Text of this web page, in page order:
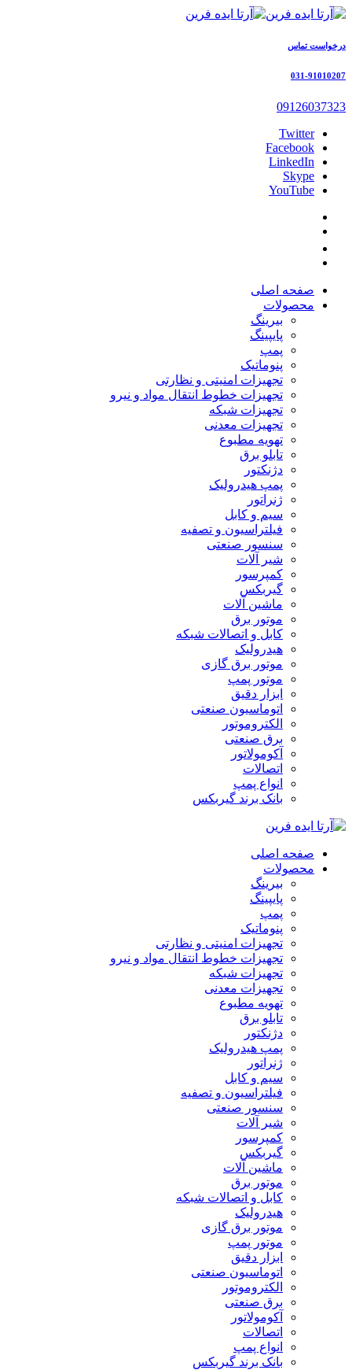
درخواست تماس
031-91010207
09126037323
Twitter
Facebook
LinkedIn
Skype
YouTube
صفحه اصلی
محصولات
بیرینگ
پایپینگ
پمپ
پنوماتیک
تجهیزات امنیتی و نظارتی
تجهیزات خطوط انتقال مواد و نیرو
تجهیزات شبکه
تجهیزات معدنی
تهویه مطبوع
تابلو برق
دژنکتور
پمپ هیدرولیک
ژنراتور
سیم و کابل
فیلتراسیون و تصفیه
سنسور صنعتی
شیر آلات
کمپرسور
گیربکس
ماشین آلات
موتور برق
کابل و اتصالات شبکه
هیدرولیک
موتور برق گازی
موتور پمپ
ابزار دقیق
اتوماسیون صنعتی
الکتروموتور
برق صنعتی
آکومولاتور
اتصالات
انواع پمپ
بانک برند گیربکس
صفحه اصلی
محصولات
بیرینگ
پایپینگ
پمپ
پنوماتیک
تجهیزات امنیتی و نظارتی
تجهیزات خطوط انتقال مواد و نیرو
تجهیزات شبکه
تجهیزات معدنی
تهویه مطبوع
تابلو برق
دژنکتور
پمپ هیدرولیک
ژنراتور
سیم و کابل
فیلتراسیون و تصفیه
سنسور صنعتی
شیر آلات
کمپرسور
گیربکس
ماشین آلات
موتور برق
کابل و اتصالات شبکه
هیدرولیک
موتور برق گازی
موتور پمپ
ابزار دقیق
اتوماسیون صنعتی
الکتروموتور
برق صنعتی
آکومولاتور
اتصالات
انواع پمپ
بانک برند گیربکس